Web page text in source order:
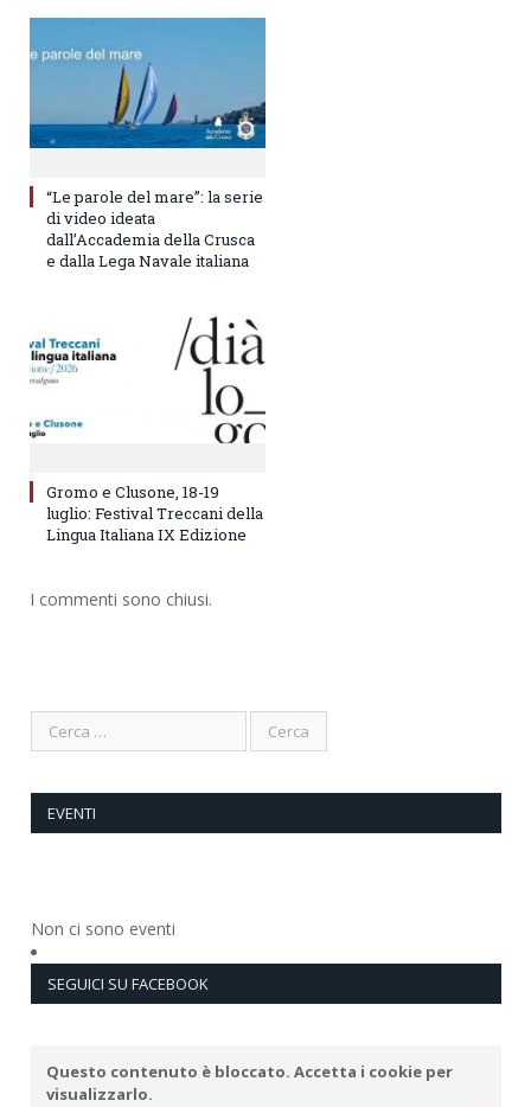
“Le parole del mare”: la serie
di video ideata
dall’Accademia della Crusca
e dalla Lega Navale italiana
Gromo e Clusone, 18-19
luglio: Festival Treccani della
Lingua Italiana IX Edizione
I commenti sono chiusi.
EVENTI
Non ci sono eventi
SEGUICI SU FACEBOOK
Questo contenuto è bloccato. Accetta i cookie per
visualizzarlo.